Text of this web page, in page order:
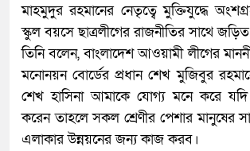
মাহমুদুর রহমানের নেতৃত্বে মুক্তিযুদ্ধে
স্কুল বয়সে ছাত্রলীগের রাজনীতির সাথে
তিনি বলেন, বাংলাদেশ আওয়ামী লীগের
মনোনয়ন বোর্ডের প্রধান শেখ মুজিবুর
শেখ হাসিনা আমাকে যোগ্য মনে করে
করেন তাহলে সকল শ্রেণীর পেশার মানুষের
এলাকার উন্নয়নের জন্য কাজ করব।